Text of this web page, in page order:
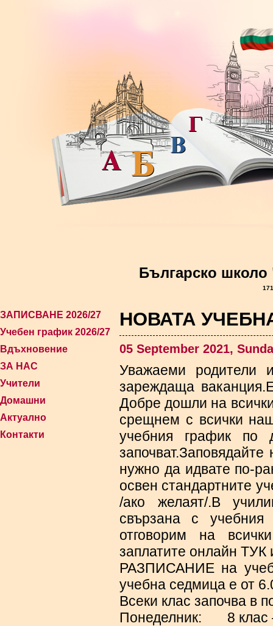
Българско
ЗАПИСВАНЕ 2026/27
Учебен график 2026/27
Вдъхновение
ЗА НАС
Учители
Домашни
Актуално
Контакти
НОВАТА
05 September 2021,
Уважаеми родители
зареждаща
Добре дошли на
срещнем с всички
учебния график по
нужно да идвате по-
освен стандартните
/ако желаят/.В
свързана с
отговорим на
заплатите онлайн
РАЗПИСАНИЕ на
учебна седмица е от
Всеки клас започва в
Понеделник: 8